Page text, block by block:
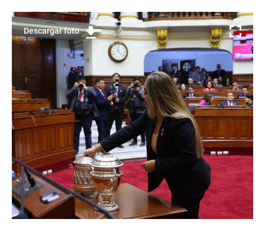
Descargar foto